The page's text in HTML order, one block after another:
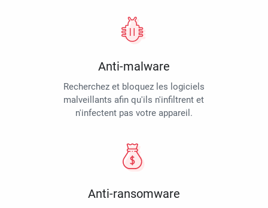
Anti-malware
Recherchez et bloquez les logiciels
malveillants afin qu'ils n'infiltrent et
n'infectent pas votre appareil.
Anti-ransomware